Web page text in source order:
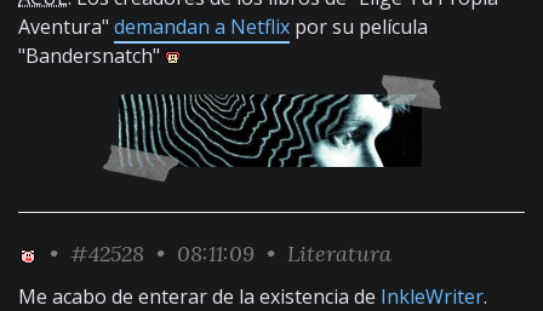
Aventura" demandan a Netflix por su película
"Bandersnatch"
• #42528 • 08:11:09 • Literatura
Me acabo de enterar de la existencia de InkleWriter.